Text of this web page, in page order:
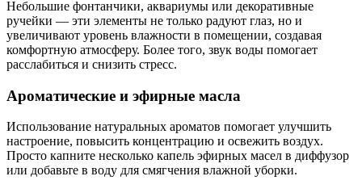
Небольшие фонтанчики, аквариумы или декоративные
ручейки — эти элементы не только радуют глаз, но и
увеличивают уровень влажности в помещении, создавая
комфортную атмосферу. Более того, звук воды помогает
расслабиться и снизить стресс.
Ароматические и эфирные масла
Использование натуральных ароматов помогает улучшить
настроение, повысить концентрацию и освежить воздух.
Просто капните несколько капель эфирных масел в диффузор
или добавьте в воду для смягчения влажной уборки.